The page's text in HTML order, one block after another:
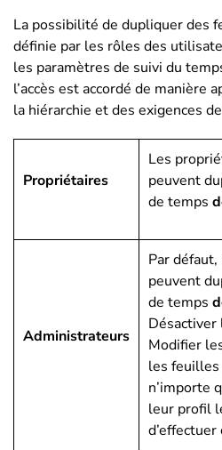
La possibilité de dupliquer des
définie par les rôles des
les paramètres de suivi du
l’accès est accordé de manière
la hiérarchie et des exigences
Propriétaires
Les
peuvent
de temps
Administrateurs
Par
peuvent
de temps
Désactiver
Modifier
les
n’importe
leur profil